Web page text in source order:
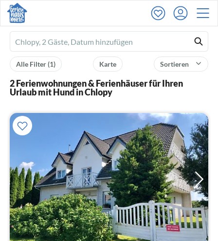
Ferienhausmiete
logo
Sortieren
Karte
Alle Filter(1)
2 Ferienwohnungen & Ferienhäuser für Ihren
Urlaub mit Hund in Chlopy